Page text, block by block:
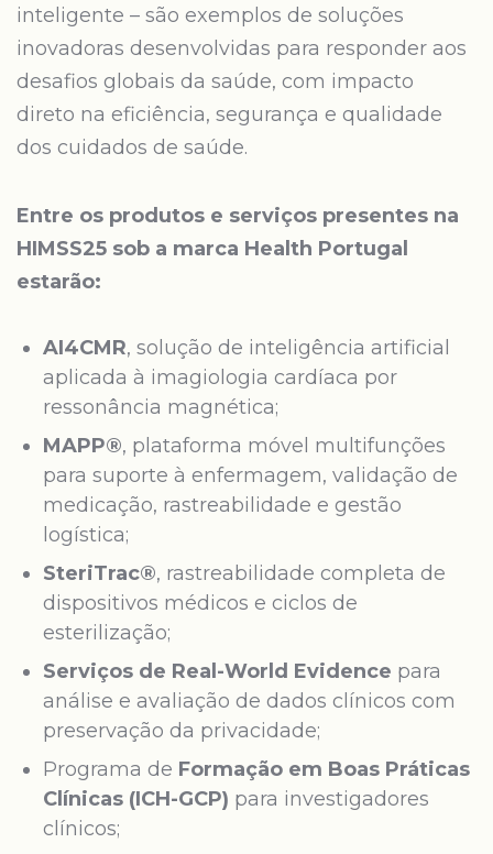
inteligente – são exemplos de soluções
inovadoras desenvolvidas para responder aos
desafios globais da saúde, com impacto
direto na eficiência, segurança e qualidade
dos cuidados de saúde.
Entre os produtos e serviços presentes na
HIMSS25 sob a marca Health Portugal
estarão:
AI4CMR, solução de inteligência artificial
aplicada à imagiologia cardíaca por
ressonância magnética;
MAPP®, plataforma móvel multifunções
para suporte à enfermagem, validação de
medicação, rastreabilidade e gestão
logística;
SteriTrac®, rastreabilidade completa de
dispositivos médicos e ciclos de
esterilização;
Serviços de Real-World Evidence para
análise e avaliação de dados clínicos com
preservação da privacidade;
Programa de Formação em Boas Práticas
Clínicas (ICH-GCP) para investigadores
clínicos;